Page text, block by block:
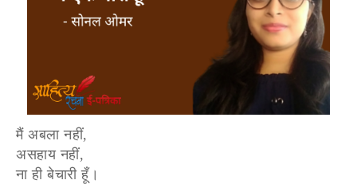
मैं अबला नहीं,
असहाय नहीं,
ना ही बेचारी हूँ।